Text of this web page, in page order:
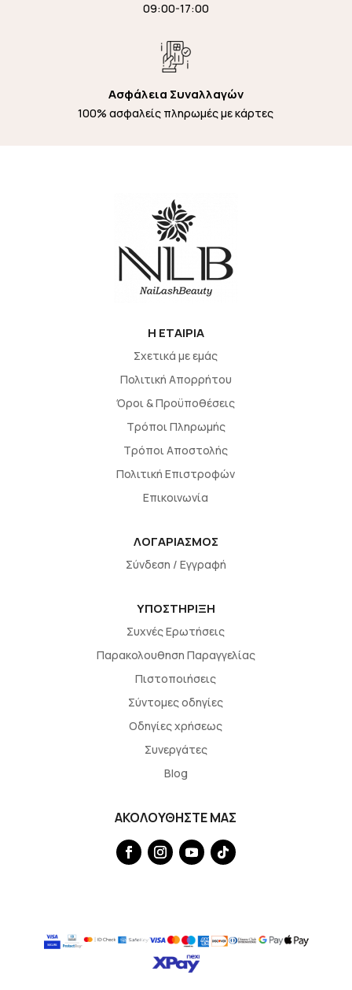
09:00-17:00
Ασφάλεια Συναλλαγών
100% ασφαλείς πληρωμές με κάρτες
H EΤΑΙΡΙΑ
Σχετικά με εμάς
Πολιτική Απορρήτου
Όροι & Προϋποθέσεις
Τρόποι Πληρωμής
Τρόποι Αποστολής
Πολιτική Επιστροφών
Επικοινωνία
ΛΟΓΑΡΙΑΣΜΟΣ
Σύνδεση / Εγγραφή
ΥΠΟΣΤΗΡΙΞΗ
Συχνές Ερωτήσεις
Παρακολουθηση Παραγγελίας
Πιστοποιήσεις
Σύντομες οδηγίες
Οδηγίες χρήσεως
Συνεργάτες
Blog
ΑΚΟΛΟΥΘΗΣΤΕ ΜΑΣ